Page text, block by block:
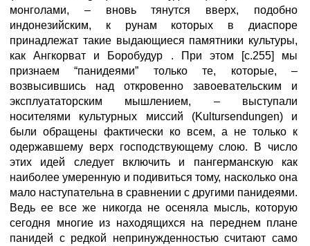
монголами, – вновь тянутся вверх, подобно
индонезийским, к рунам которых в диаспоре
принадлежат такие выдающиеся памятники культуры,
как Ангкорват и Боробудур . При этом [с.255] мы
признаем “панидеями” только те, которые, –
возвысившись над откровенно завоевательским и
эксплуататорским мышлением, – выступали
носителями культурных миссий (Kultursendungen) и
были обращены фактически ко всем, а не только к
одержавшему верх господствующему слою. В число
этих идей следует включить и пангерманскую как
наиболее умеренную и подивиться тому, насколько она
мало наступательна в сравнении с другими панидеями.
Ведь ее все же никогда не осеняла мысль, которую
сегодня многие из находящихся на переднем плане
панидей с редкой непринужденностью считают само